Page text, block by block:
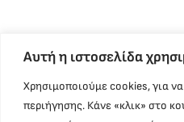
Αυτή η ιστοσελίδα
Χρησιμοποιούμε cookies, για
περιήγησης. Κάνε «κλικ» στο